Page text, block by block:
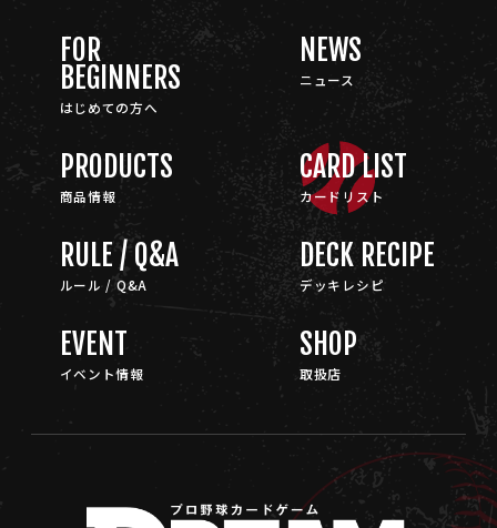
FOR
BEGINNERS
はじめての方へ
NEWS
ニュース
PRODUCTS
商品情報
CARD LIST
カードリスト
RULE / Q&A
ルール / Q&A
DECK RECIPE
デッキレシピ
EVENT
イベント情報
SHOP
取扱店